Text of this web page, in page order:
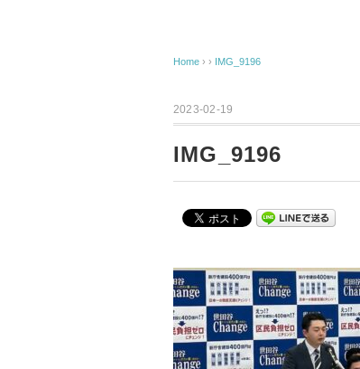
Home › › IMG_9196
2023-02-19
IMG_9196